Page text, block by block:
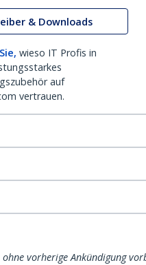
& Downloads
wieso IT Profis in
auf
vertrauen.
vorherige Ankündigung